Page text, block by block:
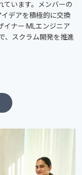
ています。メンバーの
デアを積極的に交換
イナー·MLエンジニア
、スクラム開発を推進